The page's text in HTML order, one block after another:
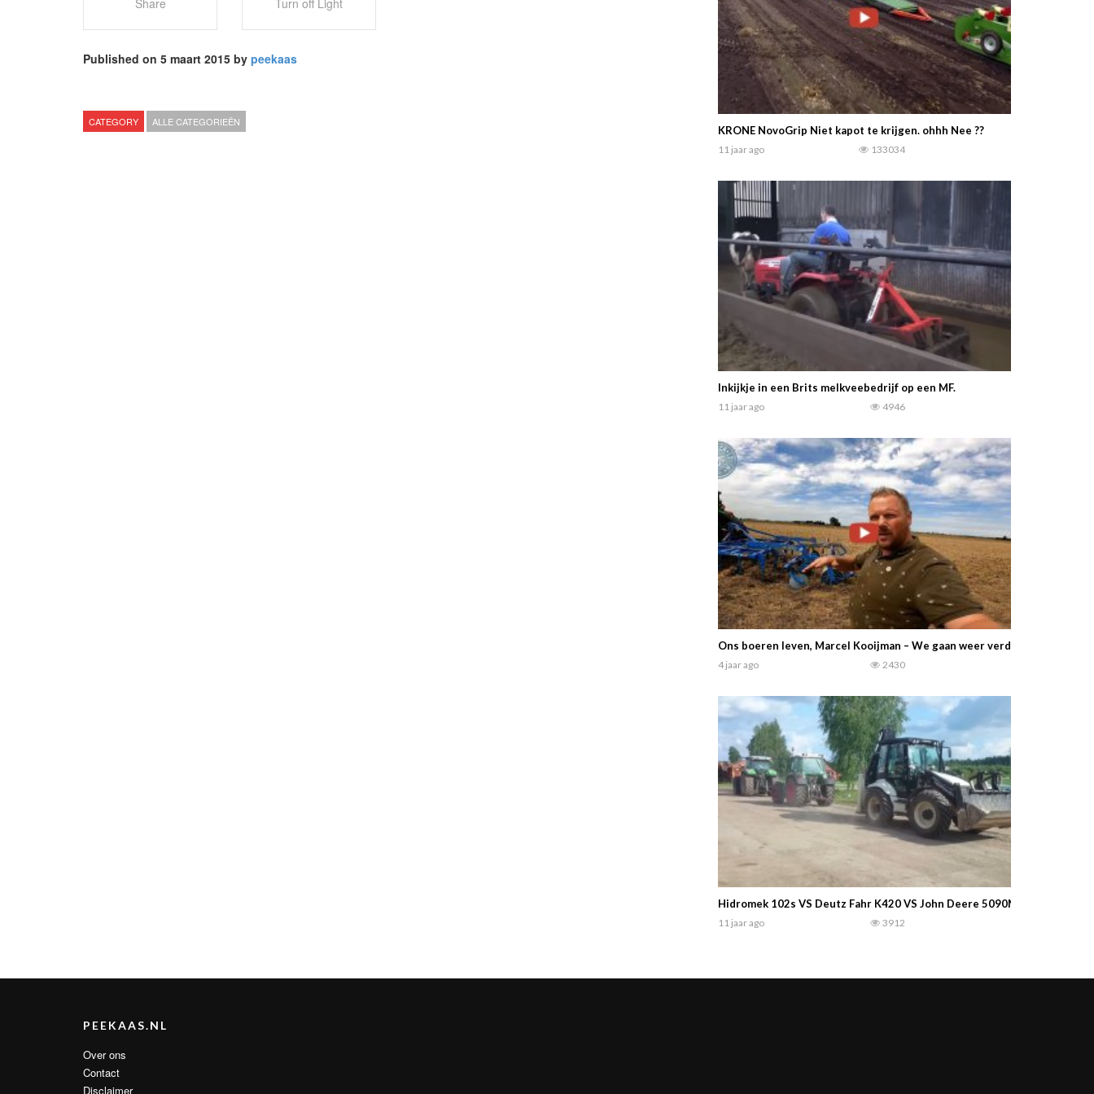
Published on 5 maart 2015 by peekaas
CATEGORY ALLE CATEGORIEËN
KRONE NovoGrip Niet kapot te krijgen. ohhh Nee ??
11 jaar ago 133034
Inkijkje in een Brits melkveebedrijf op een MF.
11 jaar ago 4946
Ons boeren leven, Marcel Kooijman – We gaan weer verder met de
4 jaar ago 2430
Hidromek 102s VS Deutz Fahr K420 VS John Deere 5090M VS Fendt 309
11 jaar ago 3912
PEEKAAS.NL
Over ons
Contact
Disclaimer